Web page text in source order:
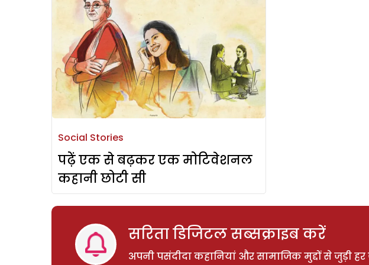
Social Stories
पढ़ें एक से बढ़कर एक मोटिवेशनल
कहानी छोटी सी
सरिता डिजिटल सब्सक्राइब करें
अपनी पसंदीदा कहानियां और सामाजिक मुद्दों से जुड़ी